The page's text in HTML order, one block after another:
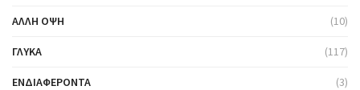
ΆΛΛΗ ΌΨΗ (10)
ΓΛΥΚΆ (117)
ΕΝΔΙΑΦΈΡΟΝΤΑ (3)